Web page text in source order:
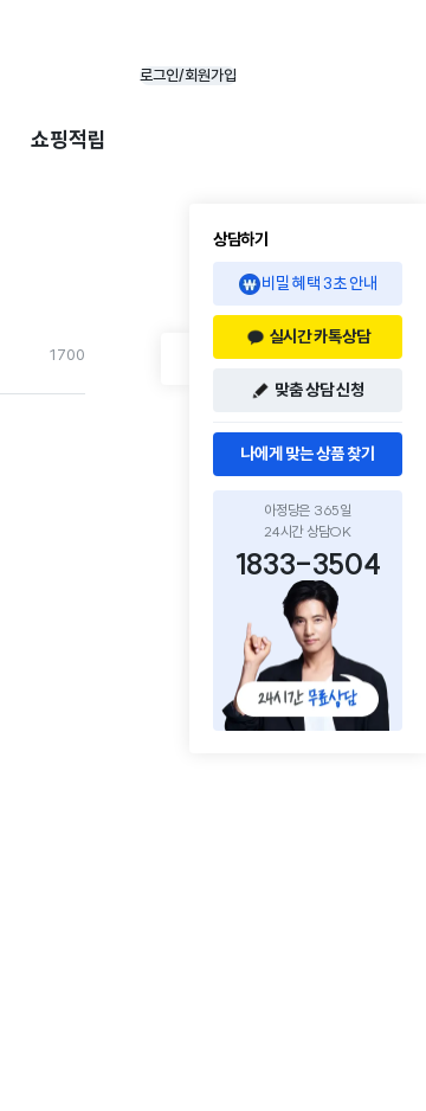
로그인/회원가입
쇼핑적립
1700
상담하기
비밀 혜택 3초 안내
실시간 카톡상담
맞춤 상담 신청
나에게 맞는 상품 찾기
아정당은 365일
24시간 상담OK
1833-3504